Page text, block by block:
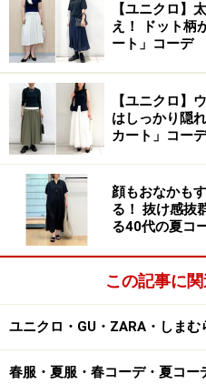
たりした服は、逆に太っ
ば。入るサイズではなく、
選びましょう。
いかがでしたでしょうか。
ズよりラインです。自分以
いサイズにこだわるよりも
にこだわっておしゃれを楽
※記事内容は執筆時点のもので
い。
【編集部おすすめの購入サイト
Amazonで人気のレディ
ク
【ユニクロ】
え！ ドット柄
ート」コーデ
【ユニクロ】
はしっかり隠
カート」コーデ
顔もおなかも
る！ 抜け感抜
る40代の夏コ
この記事に
ユニクロ・GU・ZARA・しまむ
春服・夏服・春コーデ・夏コー